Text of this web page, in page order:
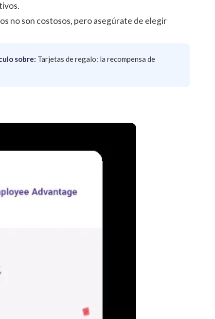
no son costosos, pero asegúrate de elegir
sobre: Tarjetas de regalo: la recompensa de